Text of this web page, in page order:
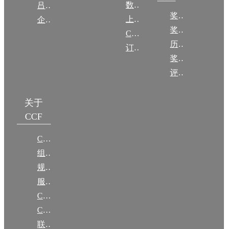
吕梁振兴
企智会
数图编审委员会
上传/发布作品
CCF DL Focus
订阅《计算》
奖励动态
奖励目录
历年获奖名单
奖项推荐
评奖条例
关于
CCF
CCF简介
组织机构
规章
服务项目
CCF大事记
CCF创建60周年
联系我们